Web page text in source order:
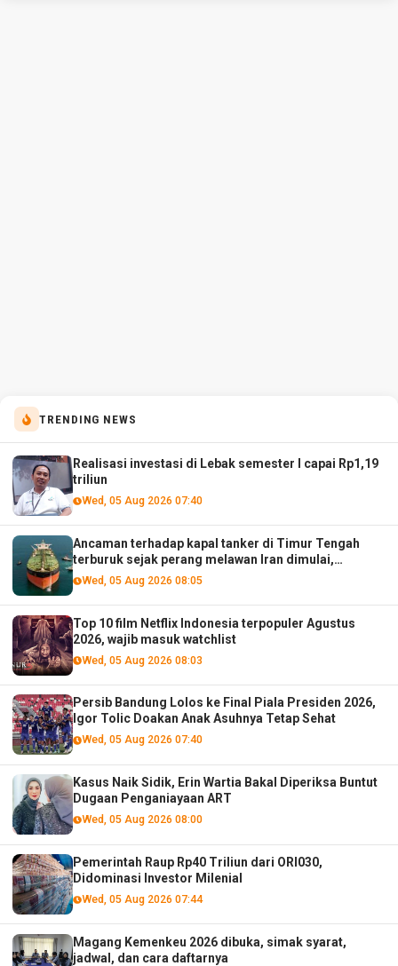
TRENDING NEWS
Realisasi investasi di Lebak semester I capai Rp1,19
triliun
Wed, 05 Aug 2026 07:40
Ancaman terhadap kapal tanker di Timur Tengah
terburuk sejak perang melawan Iran dimulai,
menurut analis
Wed, 05 Aug 2026 08:05
Top 10 film Netflix Indonesia terpopuler Agustus
2026, wajib masuk watchlist
Wed, 05 Aug 2026 08:03
Persib Bandung Lolos ke Final Piala Presiden 2026,
Igor Tolic Doakan Anak Asuhnya Tetap Sehat
Wed, 05 Aug 2026 07:40
Kasus Naik Sidik, Erin Wartia Bakal Diperiksa Buntut
Dugaan Penganiayaan ART
Wed, 05 Aug 2026 08:00
Pemerintah Raup Rp40 Triliun dari ORI030,
Didominasi Investor Milenial
Wed, 05 Aug 2026 07:44
Magang Kemenkeu 2026 dibuka, simak syarat,
jadwal, dan cara daftarnya